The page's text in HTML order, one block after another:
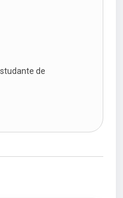
de